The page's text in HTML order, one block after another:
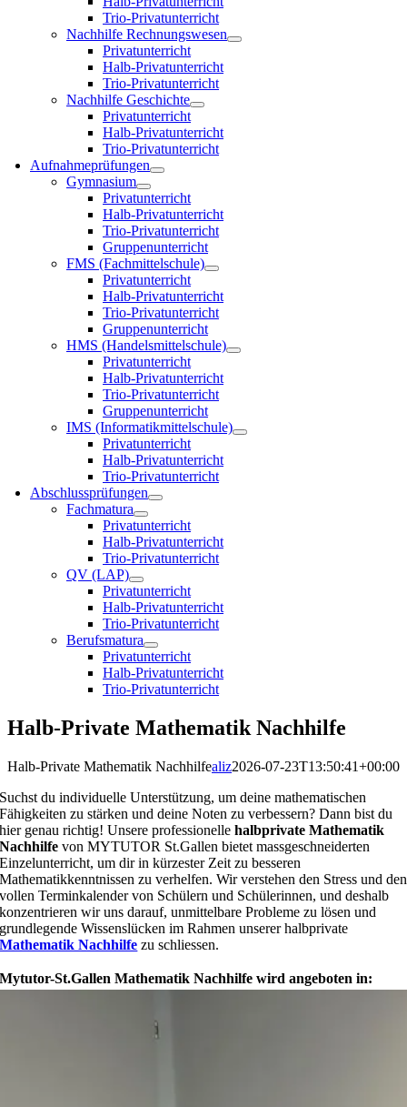
Trio-Privatunterricht
Nachhilfe Rechnungswesen
Privatunterricht
Halb-Privatunterricht
Trio-Privatunterricht
Nachhilfe Geschichte
Privatunterricht
Halb-Privatunterricht
Trio-Privatunterricht
Aufnahmeprüfungen
Gymnasium
Privatunterricht
Halb-Privatunterricht
Trio-Privatunterricht
Gruppenunterricht
FMS (Fachmittelschule)
Privatunterricht
Halb-Privatunterricht
Trio-Privatunterricht
Gruppenunterricht
HMS (Handelsmittelschule)
Privatunterricht
Halb-Privatunterricht
Trio-Privatunterricht
Gruppenunterricht
IMS (Informatikmittelschule)
Privatunterricht
Halb-Privatunterricht
Trio-Privatunterricht
Abschlussprüfungen
Fachmatura
Privatunterricht
Halb-Privatunterricht
Trio-Privatunterricht
QV (LAP)
Privatunterricht
Halb-Privatunterricht
Trio-Privatunterricht
Berufsmatura
Privatunterricht
Halb-Privatunterricht
Trio-Privatunterricht
Halb-Private Mathematik Nachhilfe
Halb-Private Mathematik Nachhilfealiz2026-07-23T13:50:41+00:00
Suchst du individuelle Unterstützung, um deine mathematischen
Fähigkeiten zu stärken und deine Noten zu verbessern? Dann bist du
hier genau richtig! Unsere professionellehalbprivate Mathematik
Nachhilfe von MYTUTOR St.Gallen bietet massgeschneiderten
Einzelunterricht, um dir in kürzester Zeit zu besseren
Mathematikkenntnissen zu verhelfen. Wir verstehen den Stress und den
vollen Terminkalender von Schülern und Schülerinnen, und deshalb
konzentrieren wir uns darauf, unmittelbare Probleme zu lösen und
grundlegende Wissenslücken im Rahmen unserer halbprivate
Mathematik Nachhilfe zu schliessen.
Mytutor-St.Gallen Mathematik Nachhilfe wird angeboten in: